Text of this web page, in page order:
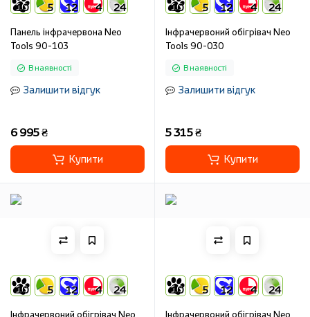
10 5 12 4 24
Панель інфрачервона Neo
Tools 90-103
В наявності
Залишити відгук
6 995 ₴
Купити
10 5 12 4 24
Інфрачервоний обігрівач Neo
Tools 90-030
В наявності
Залишити відгук
5 315 ₴
Купити
10 5 12 4 24
Інфрачервоний обігрівач Neo
10 5 12 4 24
Інфрачервоний обігрівач Neo